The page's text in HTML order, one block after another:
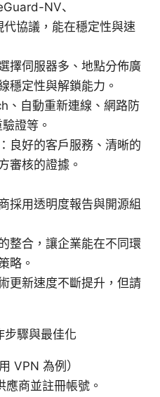
NV、
協議，能在穩定性與速
擇伺服器多、地點分佈廣
穩定性與解鎖能力。
、自動重新連線、網路防
證等。
良好的客戶服務、清晰的
審核的證據。
採用透明度報告與開源組
整合，讓企業能在不同環
略。
更新速度不斷提升，但請
步驟與最佳化
VPN 為例）
商並註冊帳號。